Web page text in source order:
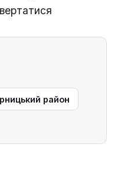
район